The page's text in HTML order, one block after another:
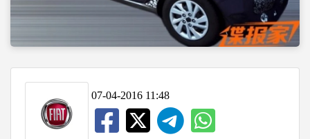
07-04-2016 11:48